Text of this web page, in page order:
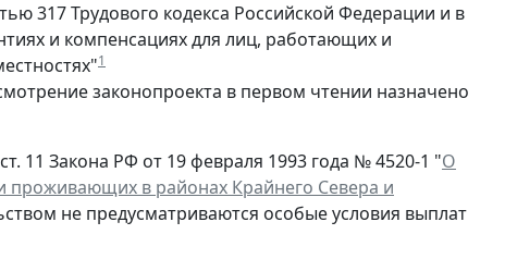
317 Трудового кодекса Российской Федерации и в
и компенсациях для лиц, работающих и
1
законопроекта в первом чтении назначено
11 Закона РФ от 19 февраля 1993 года № 4520-1 "О
проживающих в районах Крайнего Севера и
не предусматриваются особые условия выплат